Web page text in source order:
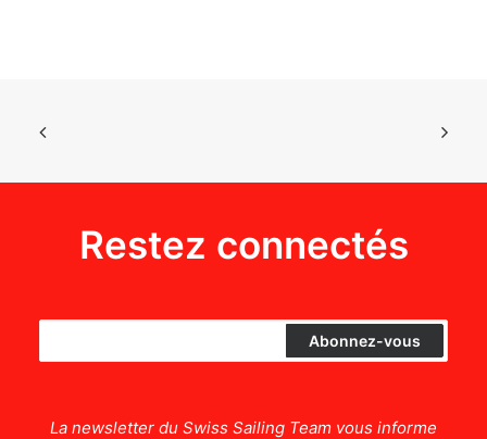
Restez connectés
La newsletter du Swiss Sailing Team vous informe